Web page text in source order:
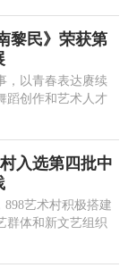
黎民》荣获第
，以青春表达赓续
蹈创作和艺术人才
入选第四批中
艺术村积极搭建
群体和新文艺组织